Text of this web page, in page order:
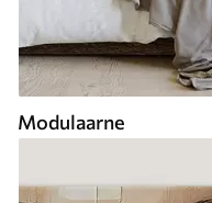
Modulaarne